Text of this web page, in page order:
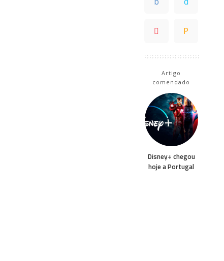
Artigo
comendado
Disney+ chegou
hoje a Portugal